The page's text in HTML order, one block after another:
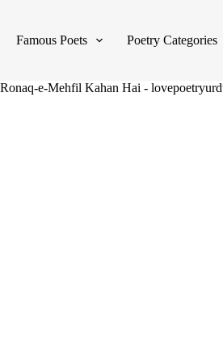
Famous Poets Poetry Categories